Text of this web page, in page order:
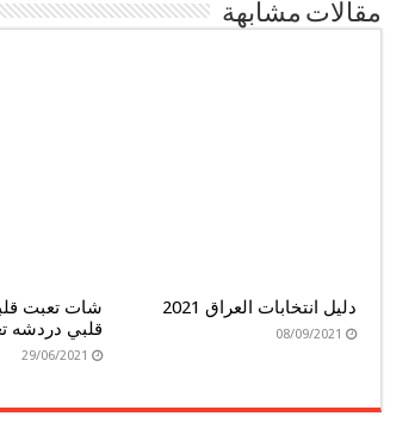
مقالات مشابهة
دليل انتخابات العراق 2021
08/09/2021
شات تعبت
قلبي دردشه
29/06/2021